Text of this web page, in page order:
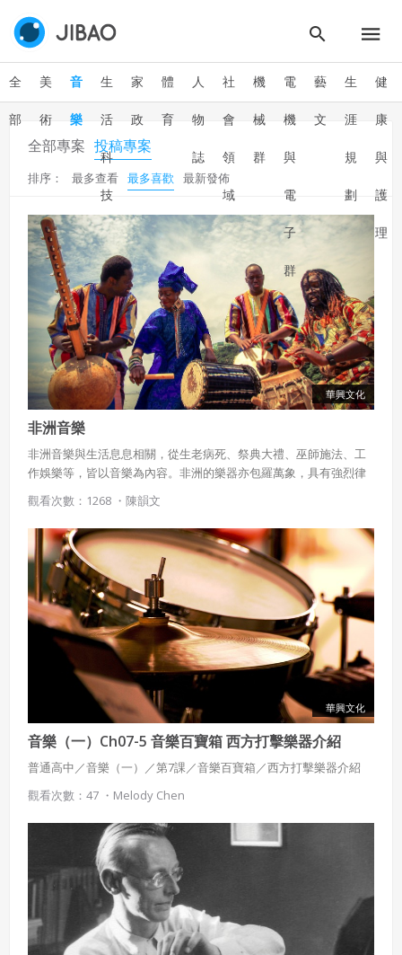
全
部
美
術
音
樂
生
活
科
技
家
政
體
育
人
物
誌
社
會
領
域
機
械
群
電
機
與
電
子
群
藝
文
生
涯
規
劃
健
康
與
護
理
全部專案 投稿專案
排序： 最多查看 最多喜歡 最新發佈
華興文化
非洲音樂
非洲音樂與生活息息相關，從生老病死、祭典大禮、巫師施法、工
作娛樂等，皆以音樂為內容。非洲的樂器亦包羅萬象，具有強烈律
動感，其中以打擊樂器最具特色。
觀看次數：1268 ・ 陳韻文
華興文化
音樂（一）Ch07-5 音樂百寶箱 西方打擊樂器介紹
普通高中／音樂（一）／第7課／音樂百寶箱／西方打擊樂器介紹
觀看次數：47 ・ Melody Chen